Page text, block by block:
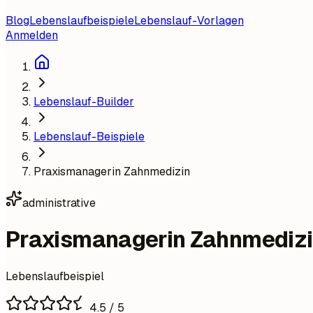
BlogLebenslaufbeispieleLebenslauf-Vorlagen
Anmelden
Lebenslauf-Builder
Lebenslauf-Beispiele
Praxismanagerin Zahnmedizin
administrative
Praxismanagerin
Lebenslaufbeispiel
4.5 / 5